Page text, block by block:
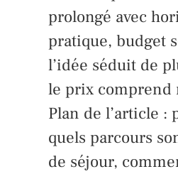
prolongé avec
pratique, budget
l’idée séduit de
le prix comprend
Plan de l’article
quels parcours
de séjour,